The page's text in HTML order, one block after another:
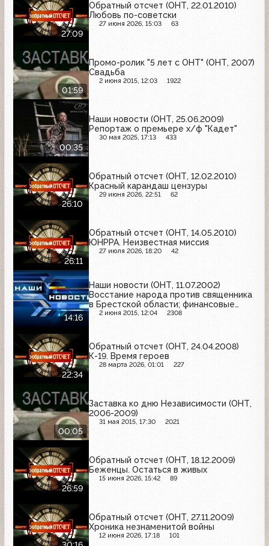
27:09
Обратный отсчет (ОНТ, 22.01.2010)
Любовь по-советски
27 июня 2026, 15:03 63
01:59
Промо-ролик "5 лет с ОНТ" (ОНТ, 2007)
Свадьба
2 июня 2015, 12:03 1922
00:35
Наши новости (ОНТ, 25.06.2009)
Репортаж о премьере х/ф "Кадет"
30 мая 2025, 17:13 433
26:10
Обратный отсчет (ОНТ, 12.02.2010)
Красный карандаш цензуры
29 июня 2026, 22:51 62
26:11
Обратный отсчет (ОНТ, 14.05.2010)
ЮНРРА. Неизвестная миссия
27 июля 2026, 18:20 42
14:16
Наши новости (ОНТ, 11.07.2002)
Восстание народа против священника
в Брестской области; финансовые
трудности XI международного
2 июня 2015, 12:04 2308
22:34
Обратный отсчет (ОНТ, 24.04.2008)
К-19. Время героев
28 марта 2026, 01:01 227
00:05
Заставка ко дню Независимости (ОНТ,
2006-2009)
31 мая 2015, 17:30 2021
26:59
Обратный отсчет (ОНТ, 18.12.2009)
Беженцы. Остаться в живых
15 июня 2026, 15:42 89
Обратный отсчет (ОНТ, 27.11.2009)
Хроника незнаменитой войны
12 июня 2026, 17:18 101